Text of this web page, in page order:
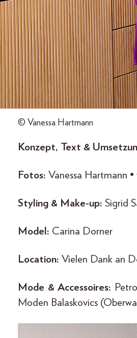
© Vanessa Hartmann
Konzept, Text &
Fotos: Vanessa Hartmann
Styling & Make-up: Sigrid
Model: Carina Dorner
Location: Vielen Dank an
Mode & Accessoires:
Moden Balaskovics